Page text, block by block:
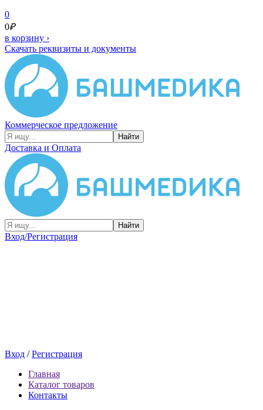
0
0₽
в корзину ›
Скачать реквизиты и документы
Коммерческое предложение
Найти
Доставка и Оплата
Найти
Вход/Регистрация
Вход /Регистрация
Главная
Каталог товаров
Контакты